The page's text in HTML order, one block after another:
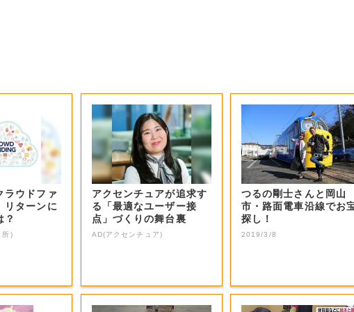
ラウドファ
リターンに
？
所)
アクセンチュアが追求す
る「最適なユーザー接
点」づくりの舞台裏
AD(アクセンチュア)
つるの剛士さんと岡山
市・路面電車沿線でお
探し！
2019/3/8